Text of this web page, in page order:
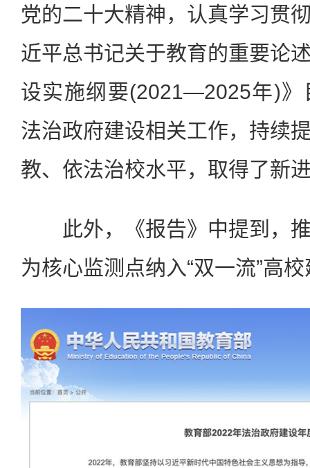
党的二十大精神，认真学习贯
近平总书记关于教育的重要论
设实施纲要(2021—2025年)》
法治政府建设相关工作，持续
教、依法治校水平，取得了新
此外，《报告》中提到，推
为核心监测点纳入“双一流”高